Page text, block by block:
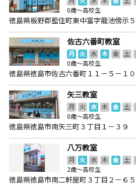
0歳～高校生
徳島県板野郡藍住町東中富字龍池傍示５
佐古六番町教室
月 火 水 木 金 土
0歳～高校生
徳島県徳島市佐古六番町１１－５－１
矢三教室
月 火 水 木 金 土
0歳～高校生
徳島県徳島市南矢三町３丁目１－３９
八万教室
月 火 水 木 金 土
2歳～高校生
徳島県徳島市南二軒屋町３丁目２－６５